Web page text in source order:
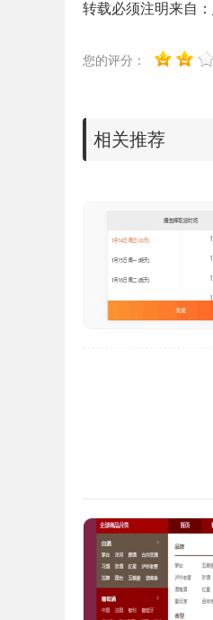
转载必须注明来自：
您的评分：
相关推荐